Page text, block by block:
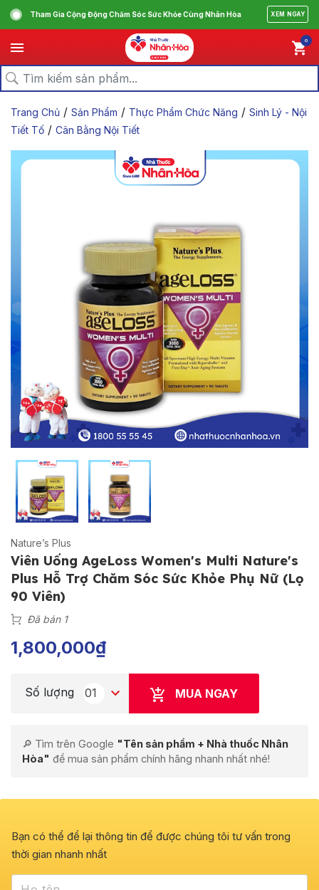
Tham Gia Cộng Động Chăm Sóc Sức Khỏe Cùng Nhân Hòa XEM NGAY
0
Trang Chủ / Sản Phẩm / Thực Phẩm Chức Năng / Sinh Lý - Nội
Tiết Tố / Cân Bằng Nội Tiết
Nature’s Plus
Viên Uống AgeLoss Women's Multi Nature's
Plus Hỗ Trợ Chăm Sóc Sức Khỏe Phụ Nữ (Lọ
90 Viên)
Đã bán 1
1,800,000₫
Số lượng 01 MUA NGAY
🔎 Tìm trên Google "Tên sản phẩm + Nhà thuốc Nhân
Hòa" để mua sản phẩm chính hãng nhanh nhất nhé!
Bạn có thể để lại thông tin để được chúng tôi tư vấn trong
thời gian nhanh nhất